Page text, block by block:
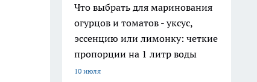
Что выбрать для маринования
огурцов и томатов - уксус,
эссенцию или лимонку: четкие
пропорции на 1 литр воды
10 июля